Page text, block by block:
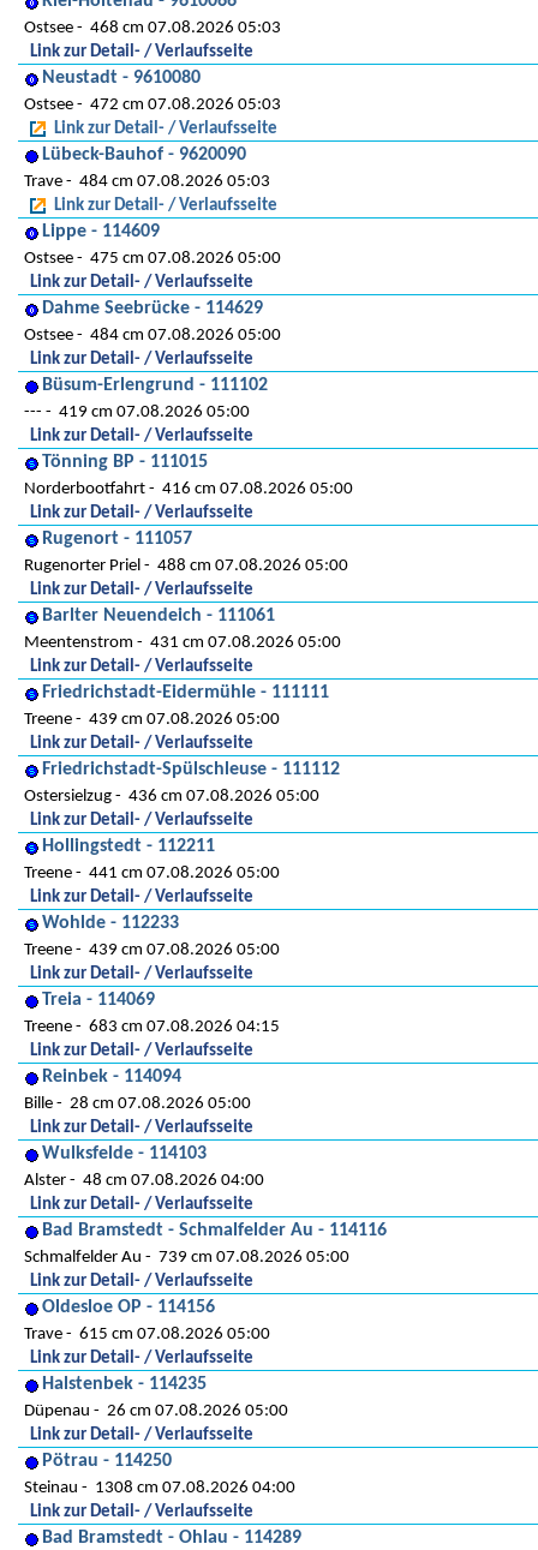
Ostsee
468 cm 07.08.2026 05:03
Link zur Detail- / Verlaufsseite
Neustadt - 9610080
Ostsee
472 cm 07.08.2026 05:03
Link zur Detail- / Verlaufsseite
Lübeck-Bauhof - 9620090
Trave
484 cm 07.08.2026 05:03
Link zur Detail- / Verlaufsseite
Lippe - 114609
Ostsee
475 cm 07.08.2026 05:00
Link zur Detail- / Verlaufsseite
Dahme Seebrücke - 114629
Ostsee
484 cm 07.08.2026 05:00
Link zur Detail- / Verlaufsseite
Büsum-Erlengrund - 111102
---
419 cm 07.08.2026 05:00
Link zur Detail- / Verlaufsseite
Tönning BP - 111015
Norderbootfahrt
416 cm 07.08.2026 05:00
Link zur Detail- / Verlaufsseite
Rugenort - 111057
Rugenorter Priel
488 cm 07.08.2026 05:00
Link zur Detail- / Verlaufsseite
Barlter Neuendeich - 111061
Meentenstrom
431 cm 07.08.2026 05:00
Link zur Detail- / Verlaufsseite
Friedrichstadt-Eidermühle - 111111
Treene
439 cm 07.08.2026 05:00
Link zur Detail- / Verlaufsseite
Friedrichstadt-Spülschleuse - 111112
Ostersielzug
436 cm 07.08.2026 05:00
Link zur Detail- / Verlaufsseite
Hollingstedt - 112211
Treene
441 cm 07.08.2026 05:00
Link zur Detail- / Verlaufsseite
Wohlde - 112233
Treene
439 cm 07.08.2026 05:00
Link zur Detail- / Verlaufsseite
Treia - 114069
Treene
683 cm 07.08.2026 04:15
Link zur Detail- / Verlaufsseite
Reinbek - 114094
Bille
28 cm 07.08.2026 05:00
Link zur Detail- / Verlaufsseite
Wulksfelde - 114103
Alster
48 cm 07.08.2026 04:00
Link zur Detail- / Verlaufsseite
Bad Bramstedt - Schmalfelder Au - 114116
Schmalfelder Au
739 cm 07.08.2026 05:00
Link zur Detail- / Verlaufsseite
Oldesloe OP - 114156
Trave
615 cm 07.08.2026 05:00
Link zur Detail- / Verlaufsseite
Halstenbek - 114235
Düpenau
26 cm 07.08.2026 05:00
Link zur Detail- / Verlaufsseite
Pötrau - 114250
Steinau
1308 cm 07.08.2026 04:00
Link zur Detail- / Verlaufsseite
Bad Bramstedt - Ohlau - 114289